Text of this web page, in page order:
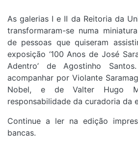
As galerias I e II da Reitoria da
transformaram-se numa
de pessoas que quiseram
exposição ‘100 Anos de José
Adentro’ de Agostinho
acompanhar por Violante
Nobel, e de Valter Hugo
responsabilidade da curadoria da
Continue a ler na edição
bancas.